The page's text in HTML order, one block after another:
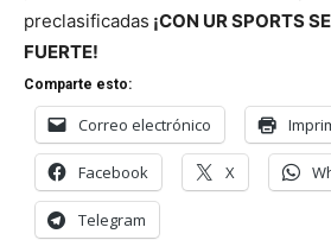
preclasificadas ¡CON UR SPORTS
FUERTE!
Comparte esto:
Correo electrónico
Facebook X
Telegram